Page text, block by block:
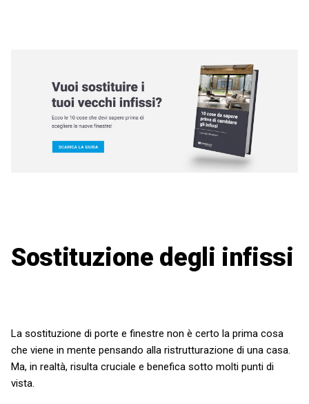
Sostituzione degli infissi
La sostituzione di porte e finestre non è certo la prima cosa
che viene in mente pensando alla ristrutturazione di una casa.
Ma, in realtà, risulta cruciale e benefica sotto molti punti di
vista.